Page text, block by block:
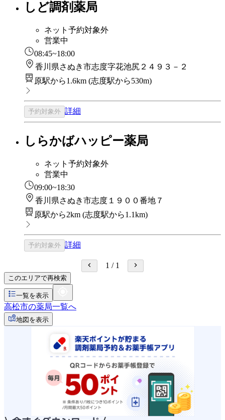
しど調剤薬局
ネット予約対象外
営業中
08:45~18:00
香川県さぬき市志度字花池尻２４９３－２
原駅から1.6km (志度駅から530m)
予約対象外 詳細
しらかばハッピー薬局
ネット予約対象外
営業中
09:00~18:30
香川県さぬき市志度１９００番地７
原駅から2km (志度駅から1.1km)
予約対象外 詳細
1 / 1
このエリアで再検索
一覧を表示
高松市の薬局一覧へ
地図を表示